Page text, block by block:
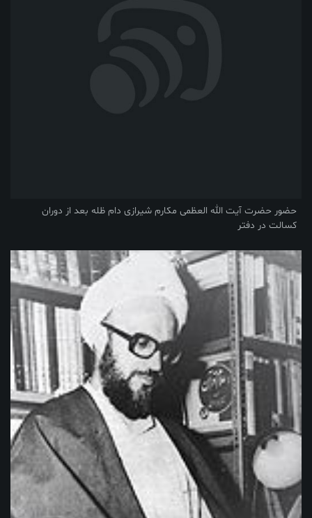
حضور حضرت آیت الله العظمی مکارم شیرازی دام ظله بعد از دوران
کسالت در دفتر